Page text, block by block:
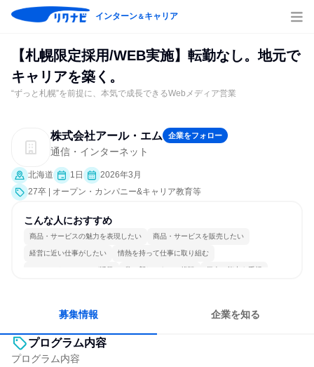
インターン＆キャリア
【札幌限定採用/WEB実施】転勤なし。地元で
キャリアを築く。
“ずっと札幌”を前提に、本気で成長できるWebメディア営業
株式会社アール・エム 企業をフォロー
通信・インターネット
北海道 1日
2026年3月
27卒 | オープン・カンパニー&キャリア教育等
こんな人におすすめ
商品・サービスの魅力を表現したい 商品・サービスを販売したい
経営に近い仕事がしたい 情熱を持って仕事に取り組む
コミュニケーションが活発 常に新しいものに挑戦 個人の能力を重視
募集情報 企業を知る
プログラム内容
プログラム内容